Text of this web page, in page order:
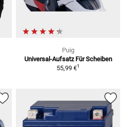
Puig
Universal-Aufsatz Für Scheiben
55,99 €1